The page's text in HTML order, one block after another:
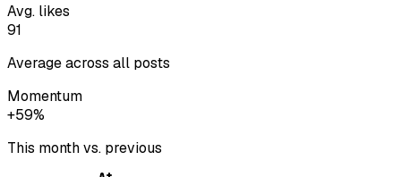
Avg. likes
91
Average across all posts
Momentum
+59%
This month vs. previous